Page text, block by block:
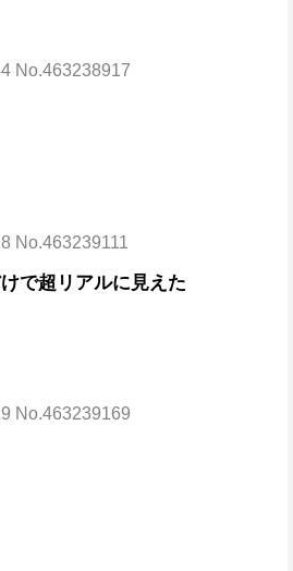
No.463238917
No.463239111
で超リアルに見えた
No.463239169